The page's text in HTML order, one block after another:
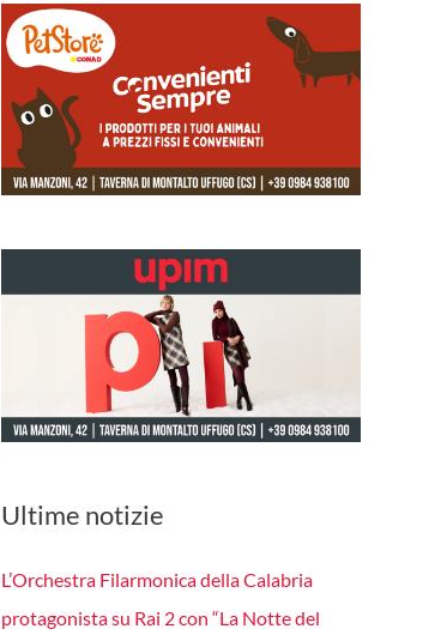
Ultime notizie
L’Orchestra Filarmonica della Calabria
protagonista su Rai 2 con “La Notte del